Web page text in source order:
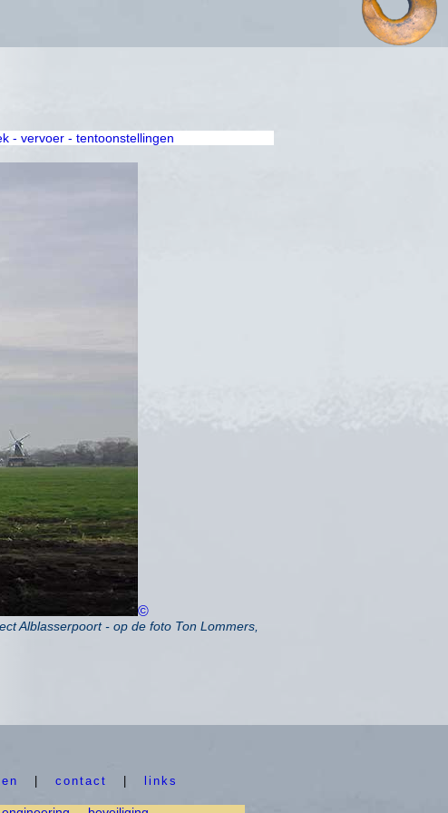
- vervoer - tentoonstellingen
©
Alblasserpoort - op de foto Ton Lommers,
| contact | links